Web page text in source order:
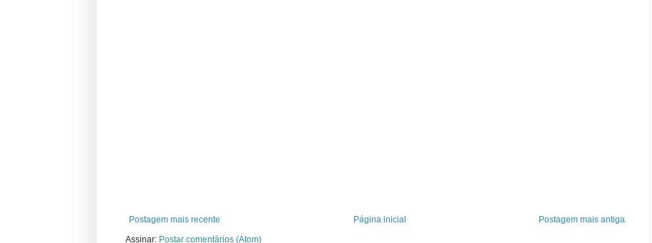
Postagem mais recente Postagem mais antiga
Página inicial
Assinar: Postar comentários (Atom)